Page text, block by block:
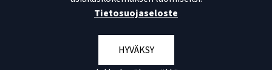
Tietosuojaseloste
HYVÄKSY